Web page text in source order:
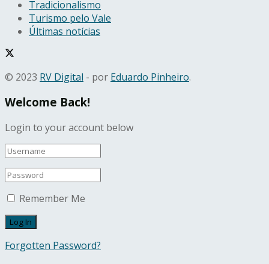
Tradicionalismo
Turismo pelo Vale
Últimas notícias
© 2023 RV Digital - por Eduardo Pinheiro.
Welcome Back!
Login to your account below
Remember Me
Forgotten Password?